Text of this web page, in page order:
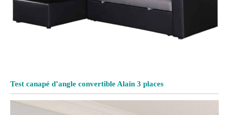
Test canapé d’angle convertible Alain 3 places